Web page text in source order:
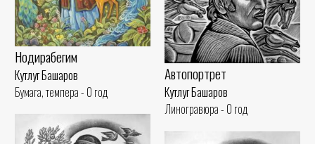
Нодирабегим
Кутлуг Башаров
Бумага, темпера - 0 год
Автопортрет
Кутлуг Башаров
Линогравюра - 0 год